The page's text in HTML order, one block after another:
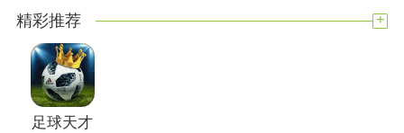
展开内容
精彩推荐 +
足球天才